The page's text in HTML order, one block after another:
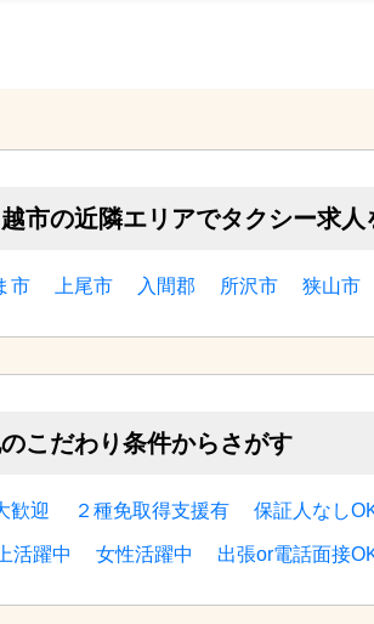
市の近隣エリアでタクシー求人
市 上尾市 入間郡 所沢市 狭山市
こだわり条件からさがす
歓迎 ２種免取得支援有 保証人なし
活躍中 女性活躍中 出張or電話面接